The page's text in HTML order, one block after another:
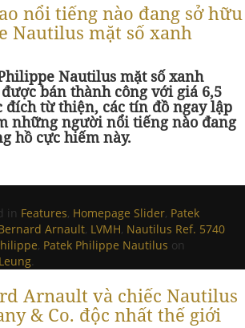
nổi tiếng nào đang sở hữu
Nautilus mặt số xanh
Nautilus mặt số xanh
bán thành công với giá 6,5
đích từ thiện, các tín đồ ngay lập
những người nổi tiếng nào đang
hồ cực hiếm này.
in Features, Homepage Slider, Patek
Arnault, LVMH, Nautilus Ref. 5740
, Patek Philippe Nautilus on
.
Arnault và chiếc Nautilus
& Co. độc nhất thế giới